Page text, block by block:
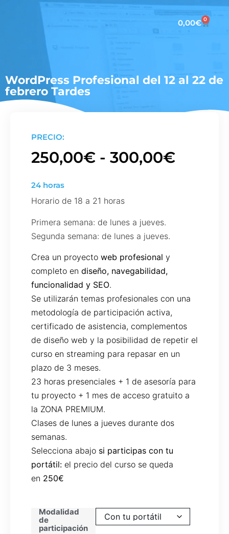
0,00€ 0
WordPress Profesional del 12 al 22 de
febrero Tardes
PRECIO:
250,00€ - 300,00€
24 horas
Horario de 18 a 21 horas
Primera semana: de lunes a jueves.
Segunda semana: de lunes a jueves.
Crea un proyecto web profesional y
completo en diseño, navegabilidad,
funcionalidad y SEO.
Se utilizarán temas profesionales con una
metodología de participación activa,
certificado de asistencia, complementos
de diseño web y la posibilidad de repetir el
curso en streaming para repasar en un
plazo de 3 meses.
23 horas presenciales + 1 de asesoría para
tu proyecto + 1 mes de acceso gratuito a
la ZONA PREMIUM.
Clases de lunes a jueves durante dos
semanas.
Selecciona abajo si participas con tu
portátil: el precio del curso se queda
en 250€
Modalidad
de
participación